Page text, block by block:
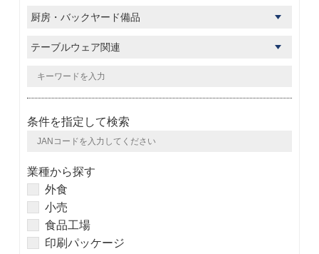
条件を指定して検索
業種から探す
外食
小売
食品工場
印刷パッケージ